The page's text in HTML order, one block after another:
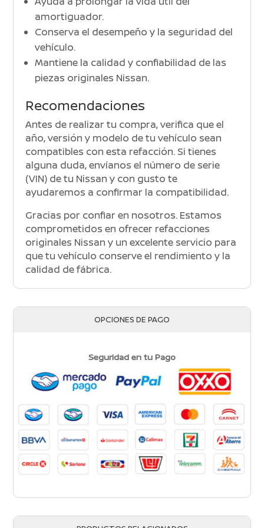
amortiguador.
Conserva el desempeño y la seguridad del
vehículo.
Mantiene la calidad y confiabilidad de las
piezas originales Nissan.
Recomendaciones
Antes de realizar tu compra, verifica que el
año, versión y modelo de tu vehículo sean
compatibles con esta refacción. Si tienes
alguna duda, envíanos el número de serie
(VIN) de tu Nissan y con gusto te
ayudaremos a confirmar la compatibilidad.
Gracias por confiar en nosotros. Estamos
comprometidos en ofrecer refacciones
originales Nissan y un excelente servicio para
que tu vehículo conserve el rendimiento y la
calidad de fábrica.
OPCIONES DE PAGO
Seguridad en tu Pago